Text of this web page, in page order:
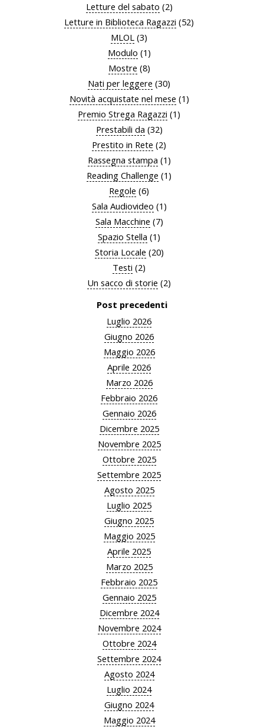
Letture del sabato (2)
Letture in Biblioteca Ragazzi (52)
MLOL (3)
Modulo (1)
Mostre (8)
Nati per leggere (30)
Novità acquistate nel mese (1)
Premio Strega Ragazzi (1)
Prestabili da (32)
Prestito in Rete (2)
Rassegna stampa (1)
Reading Challenge (1)
Regole (6)
Sala Audiovideo (1)
Sala Macchine (7)
Spazio Stella (1)
Storia Locale (20)
Testi (2)
Un sacco di storie (2)
Post precedenti
Luglio 2026
Giugno 2026
Maggio 2026
Aprile 2026
Marzo 2026
Febbraio 2026
Gennaio 2026
Dicembre 2025
Novembre 2025
Ottobre 2025
Settembre 2025
Agosto 2025
Luglio 2025
Giugno 2025
Maggio 2025
Aprile 2025
Marzo 2025
Febbraio 2025
Gennaio 2025
Dicembre 2024
Novembre 2024
Ottobre 2024
Settembre 2024
Agosto 2024
Luglio 2024
Giugno 2024
Maggio 2024